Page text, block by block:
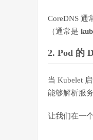
CoreDNS 通
（通常是
2. Pod 的
当 Kubelet
能够解析服
让我们在一